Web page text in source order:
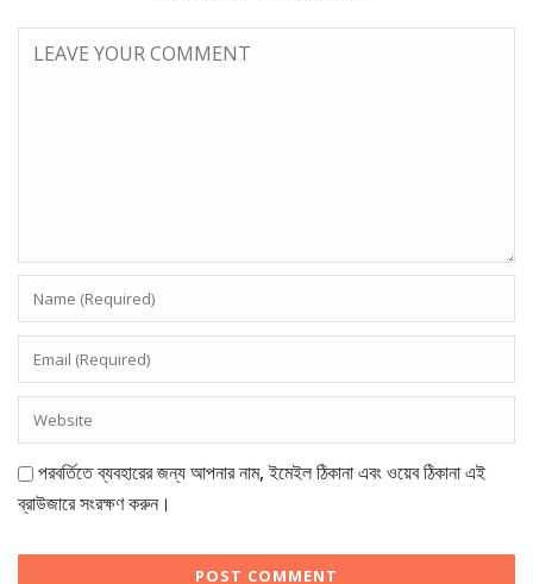
পরবর্তিতে ব্যবহারের জন্য আপনার নাম, ইমেইল ঠিকানা এবং ওয়েব ঠিকানা এই
ব্রাউজারে সংরক্ষণ করুন।